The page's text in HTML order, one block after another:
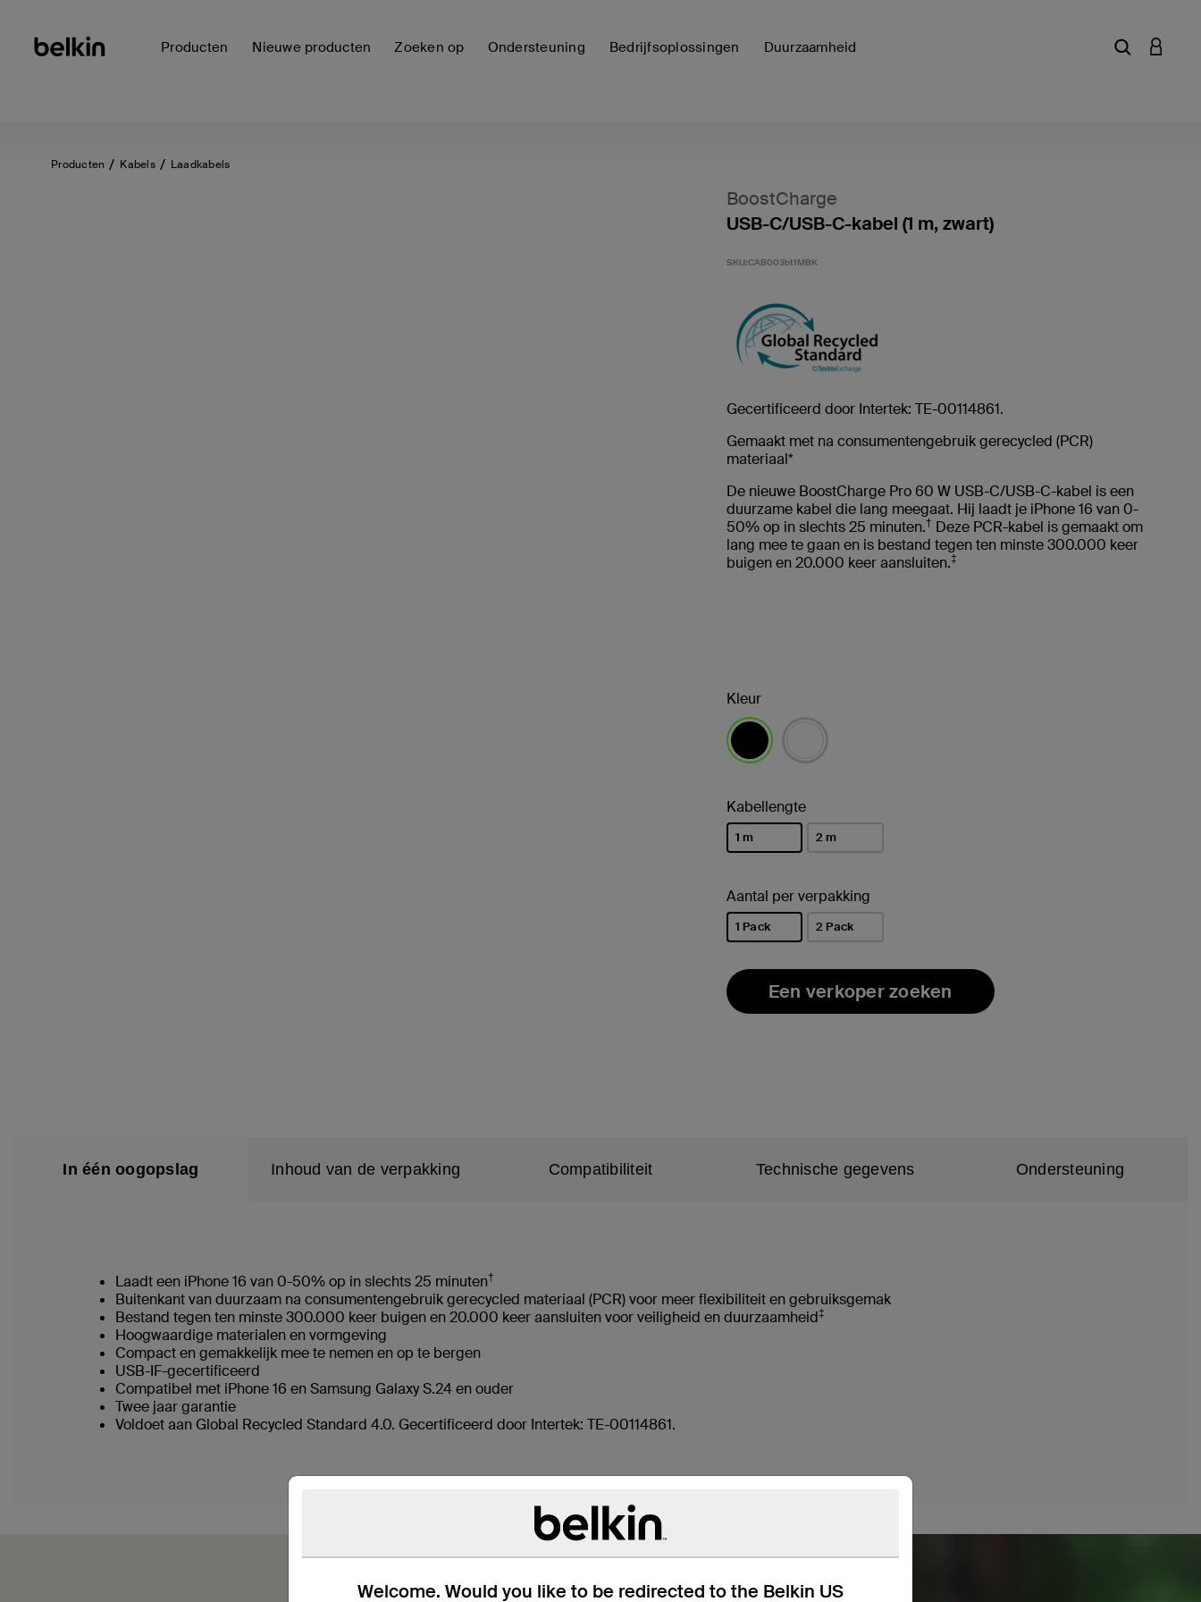
Producten Nieuwe producten Zoeken op Ondersteuning Bedrijfsoplossingen Duurzaamheid Zoekterm of
Welcome. Would you like to be redirected to the Belkin US
Producten Kabels Laadkabels
BoostCharge
USB-C/USB-C-kabel (1 m, zwart)
SKU:CAB003bt1MBK
Gecertificeerd door Intertek: TE-00114861.
Gemaakt met na consumentengebruik gerecycled (PCR)
materiaal*
De nieuwe BoostCharge Pro 60 W USB-C/USB-C-kabel is een
duurzame kabel die lang meegaat. Hij laadt je iPhone 16 van 0-
50% op in slechts 25 minuten.† Deze PCR-kabel is gemaakt om
lang mee te gaan en is bestand tegen ten minste 300.000 keer
buigen en 20.000 keer aansluiten.‡
Kleur
Kabellengte
1 m 2 m
Aantal per verpakking
1 Pack 2 Pack
Een verkoper zoeken
In één oogopslag Inhoud van de verpakking Compatibiliteit Technische gegevens Ondersteuning
Laadt een iPhone 16 van 0-50% op in slechts 25 minuten†
Buitenkant van duurzaam na consumentengebruik gerecycled materiaal (PCR) voor meer flexibiliteit en gebruiksgemak
Bestand tegen ten minste 300.000 keer buigen en 20.000 keer aansluiten voor veiligheid en duurzaamheid‡
Hoogwaardige materialen en vormgeving
Compact en gemakkelijk mee te nemen en op te bergen
USB-IF-gecertificeerd
Compatibel met iPhone 16 en Samsung Galaxy S.24 en ouder
Twee jaar garantie
Voldoet aan Global Recycled Standard 4.0. Gecertificeerd door Intertek: TE-00114861.